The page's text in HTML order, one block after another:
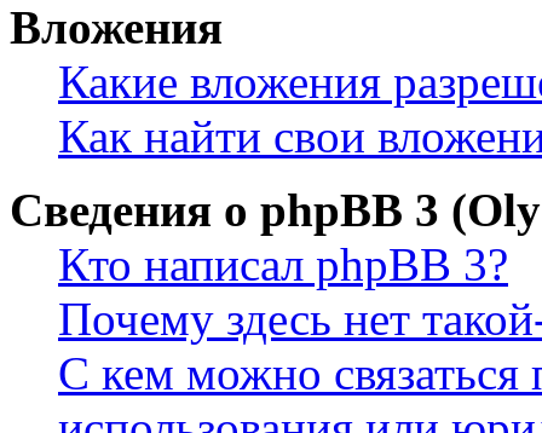
Вложения
Какие вложения
Как найти свои
Сведения о phpBB 3
Кто написал phpBB 3?
Почему здесь нет
С кем можно связаться